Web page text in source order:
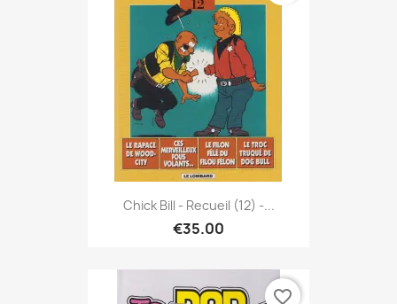
Chick Bill - Recueil (12) -...
€35.00
favorite_border